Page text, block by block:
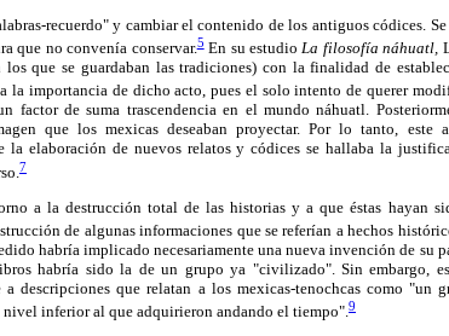
recuerdo" y cambiar el contenido de los antiguos códices.
que no convenía conservar.5En su estudio La filosofía náhuatl,
los que se guardaban las tradiciones) con la finalidad de
la importancia de dicho acto, pues el solo intento de querer
factor de suma trascendencia en el mundo náhuatl.
que los mexicas deseaban proyectar. Por lo tanto, este
la elaboración de nuevos relatos y códices se hallaba la
7
a la destrucción total de las historias y a que éstas hayan
de algunas informaciones que se referían a hechos
habría implicado necesariamente una nueva invención de su
habría sido la de un grupo ya "civilizado". Sin embargo,
descripciones que relatan a los mexicas-tenochcas como "un
inferior al que adquirieron andando el tiempo".9